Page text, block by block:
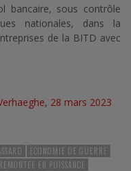
bancaire, sous contrôle
nationales, dans la
de la BITD avec
28 mars 2023
ECONOMIE DE GUERRE
REMONTEE EN PUISSANCE